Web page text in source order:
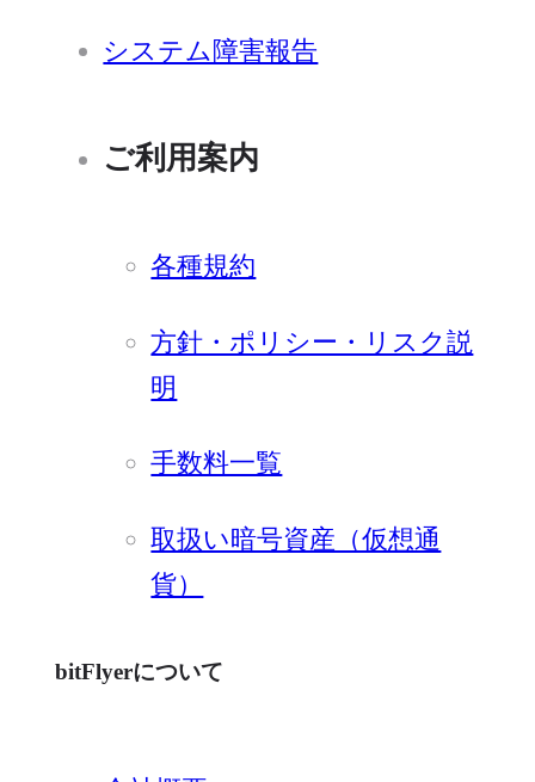
システム障害報告
ご利用案内
各種規約
方針・ポリシー・リスク説
明
手数料一覧
取扱い暗号資産（仮想通
貨）
bitFlyerについて